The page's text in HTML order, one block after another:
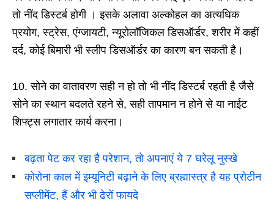
तो नींद डिस्टर्ब होगी । इसके अलावा अल्कोहल का अत्यधिक
प्रयोग, स्ट्रेस, एंग्जायटी, न्यूरोलॉजिकल डिसऑर्डर, शरीर में कहीं
दर्द, कोई बिमारी भी स्लीप डिसऑर्डर का कारण बन सकती है।
10. सोने का वातावरण सही न हो तो भी नींद डिस्टर्ब रहती है जैसे
सोने का स्थान बदलते रहने से, सही तापमान न होने से या नाईट
शिफ्ट्स लगातार कार्य करना।
बढ़ता पेट कर रहा है परेशान, तो अपनाएं ये 7 घरेलू नुस्खे
कोरोना काल में इम्यूनिटी बढ़ाने के लिए ब्रह्मास्त्र है यह प्रोटीन
सप्लीमेंट, हैं और भी ढेरों फायदे